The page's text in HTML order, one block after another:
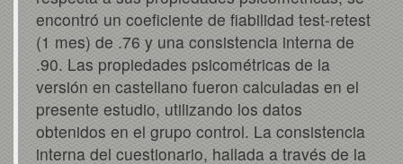
encontró un coeficiente de fiabilidad test-retest
(1 mes) de .76 y una consistencia interna de
.90. Las propiedades psicométricas de la
versión en castellano fueron calculadas en el
presente estudio, utilizando los datos
obtenidos en el grupo control. La consistencia
interna del cuestionario, hallada a través de la